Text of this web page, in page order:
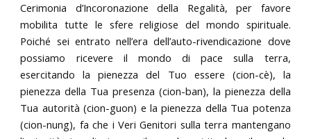
Cerimonia d’Incoronazione della Regalità, per favore
mobilita tutte le sfere religiose del mondo spirituale.
Poiché sei entrato nell’era dell’auto-rivendicazione dove
possiamo ricevere il mondo di pace sulla terra,
esercitando la pienezza del Tuo essere (cion-cè), la
pienezza della Tua presenza (cion-ban), la pienezza della
Tua autorità (cion-guon) e la pienezza della Tua potenza
(cion-nung), fa che i Veri Genitori sulla terra mantengano